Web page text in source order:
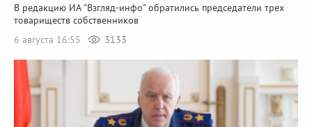
В редакцию ИА "Взгляд-инфо" обратились председатели трех
товариществ собственников
6 августа 16:55
3133